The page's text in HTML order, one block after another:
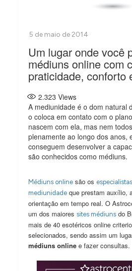
Um lugar onde você
médiuns online com
praticidade, conforto
2.323 Views
A mediunidade é o dom natural
o coloca em contato com o
nascem com ela, mas nem
plenamente ao longo dos anos,
conseguem desenvolver a
são conhecidos como médiuns.
Médiuns online são os
mediunidade que prestam auxílio,
orientação em tempo real. O
um dos maioressites médiuns do
mais de 40 esotéricos online
selecionados, sendo assim um
médiuns online e fazer consultas.